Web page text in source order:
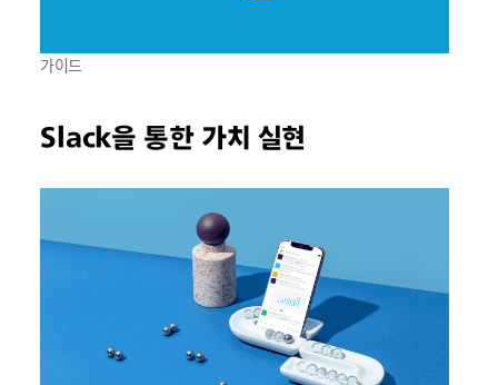
가이드
Slack을 통한 가치 실현